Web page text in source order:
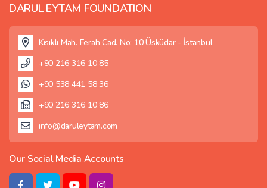
DARUL EYTAM FOUNDATION
Kısıklı Mah. Ferah Cad. No: 10 Üsküdar - İstanbul
+90 216 316 10 85
+90 538 441 58 36
+90 216 316 10 86
info@daruleytam.com
Our Social Media Accounts